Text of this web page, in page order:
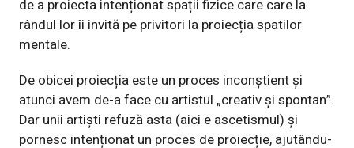
de a proiecta intenționat spații fizice care care la
rândul lor îi invită pe privitori la proiecția spatilor
mentale.
De obicei proiecția este un proces inconștient și
atunci avem de-a face cu artistul „creativ și spontan”.
Dar unii artiști refuză asta (aici e ascetismul) și
pornesc intenționat un proces de proiecție, ajutându-